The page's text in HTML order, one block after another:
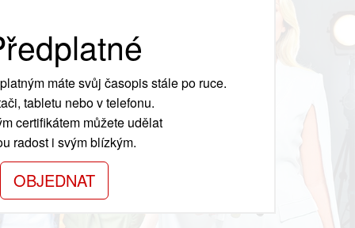
máte svůj časopis stále po ruce.
tabletu nebo v telefonu.
certifikátem můžete udělat
radost i svým blízkým.
OBJEDNAT